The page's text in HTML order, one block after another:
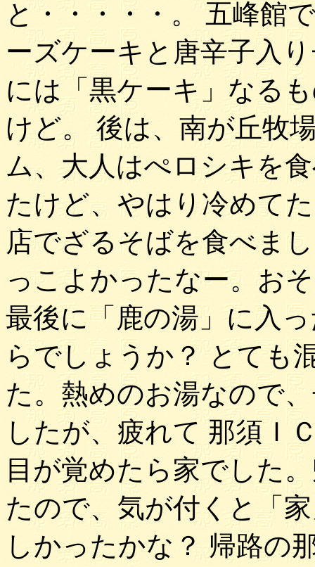
と・・・・・。 五峰館
ーズケーキと唐辛子入
には「黒ケーキ」なる
けど。 後は、南が丘牧
ム、大人はぺロシキを
たけど、やはり冷めて
店でざるそばを食べま
っこよかったなー。お
最後に「鹿の湯」に入
らでしょうか？ とても
た。熱めのお湯なので
したが、疲れて 那須Ｉ
目が覚めたら家でした
たので、気が付くと「
しかったかな？ 帰路の